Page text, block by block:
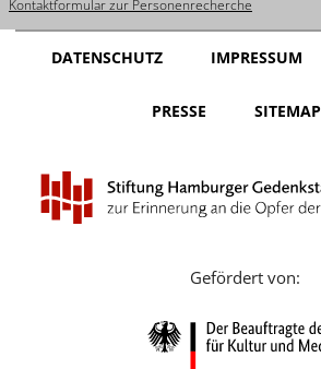
Español
Nederlands
Português
Русский
Kontaktformular zur Personenrecherche
DATENSCHUTZ IMPRESSUM
PRESSE SITEMAP
Gefördert von: